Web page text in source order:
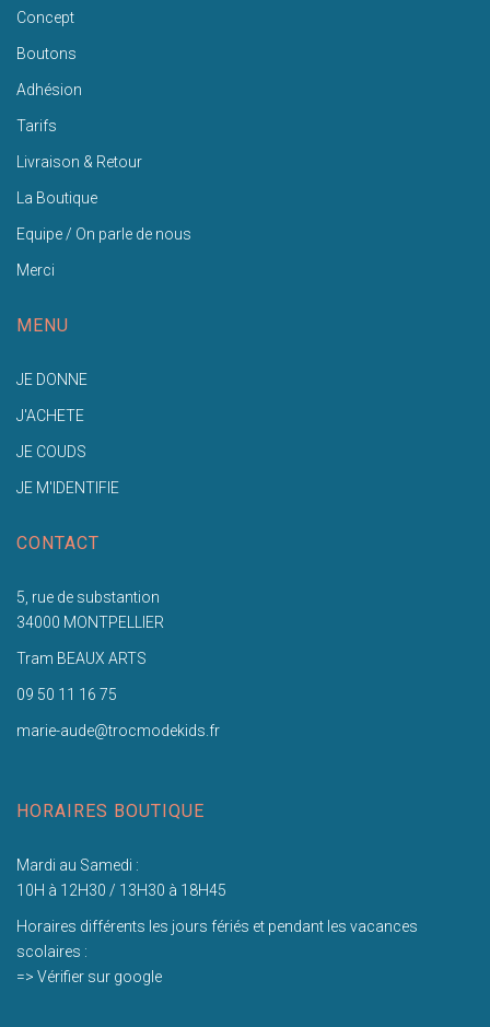
Concept
Boutons
Adhésion
Tarifs
Livraison & Retour
La Boutique
Equipe / On parle de nous
Merci
MENU
JE DONNE
J'ACHETE
JE COUDS
JE M'IDENTIFIE
CONTACT
5, rue de substantion
34000 MONTPELLIER
Tram BEAUX ARTS
09 50 11 16 75
marie-aude@trocmodekids.fr
HORAIRES BOUTIQUE
Mardi au Samedi :
10H à 12H30 / 13H30 à 18H45
Horaires différents les jours fériés et pendant les vacances
scolaires :
=> Vérifier sur google